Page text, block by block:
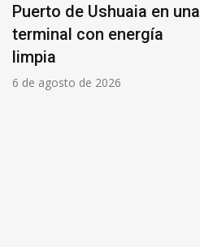
Puerto de Ushuaia en una
terminal con energía
limpia
6 de agosto de 2026